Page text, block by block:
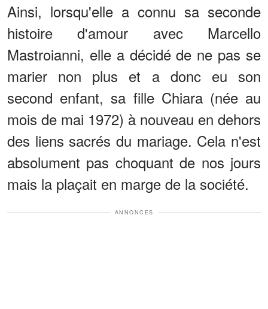
Ainsi, lorsqu'elle a connu sa seconde
histoire d'amour avec Marcello
Mastroianni, elle a décidé de ne pas se
marier non plus et a donc eu son
second enfant, sa fille Chiara (née au
mois de mai 1972) à nouveau en dehors
des liens sacrés du mariage. Cela n'est
absolument pas choquant de nos jours
mais la plaçait en marge de la société.
ANNONCES